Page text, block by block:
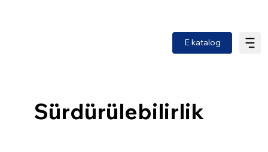
E katalog
Sürdürülebilirlik